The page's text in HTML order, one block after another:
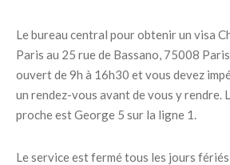
Le bureau central pour obtenir un visa
Paris au 25 rue de Bassano, 75008
ouvert de 9h à 16h30 et vous devez
un rendez-vous avant de vous y rendre.
proche est George 5 sur la ligne 1.
Le service est fermé tous les jours